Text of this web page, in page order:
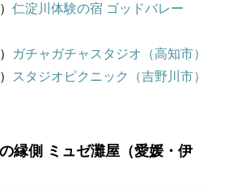
仁淀川体験の宿 ゴッドバレー
ガチャガチャスタジオ（高知市）
スタジオピクニック（吉野川市）
縁側 ミュゼ灘屋（愛媛・伊